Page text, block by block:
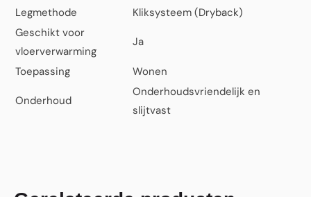
Legmethode
Kliksysteem (Dryback)
Geschikt voor
vloerverwarming
Ja
Toepassing Wonen
Onderhoud
Onderhoudsvriendelijk en
slijtvast